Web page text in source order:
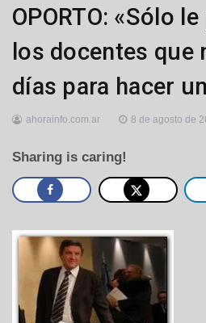
Locales
OPORTO: «Sólo
los docentes que
días para hacer
ahorainfo.com.ar 8 de agosto de
Sharing is caring!